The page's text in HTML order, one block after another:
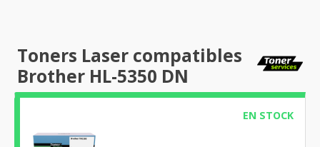
Toners Laser compatibles
Brother HL-5350 DN
EN STOCK